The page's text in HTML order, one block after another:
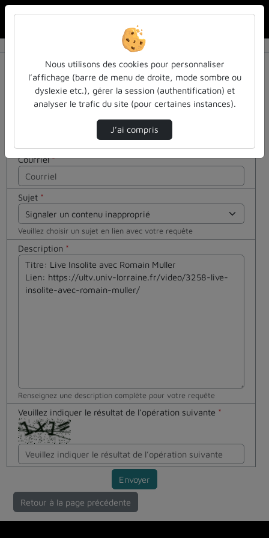
Contactez nous
Votre message
Courriel*
Sujet *
Veuillez choisir un sujet en lien avec votre requête
Description *
Renseignez une description complète pour votre requête
Veuillez indiquer le résultat de l’opération suivante *
Cocher
cette case
si vous êtes
un humain
Envoyer
Retour à la page précédente
Nous utilisons des cookies pour personnaliser
l’affichage (barre de menu de droite, mode sombre ou
dyslexie etc.), gérer la session (authentification) et
analyser le trafic du site (pour certaines instances).
J’ai compris